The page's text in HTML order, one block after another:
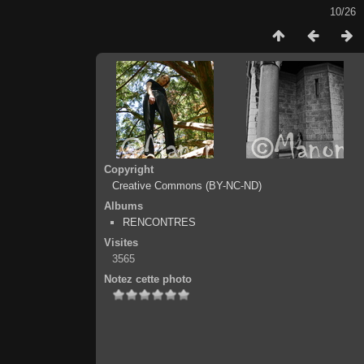
10/26
Copyright
Creative Commons (BY-NC-ND)
Albums
RENCONTRES
Visites
3565
Notez cette photo